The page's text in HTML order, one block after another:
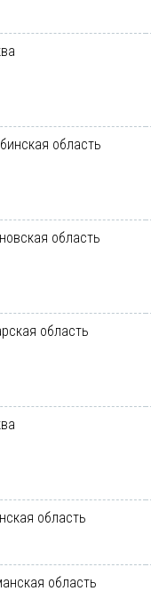
область
область
область
область
область